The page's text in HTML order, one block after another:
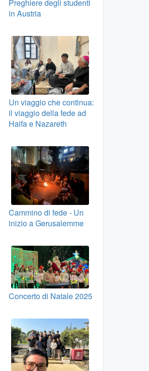
Preghiere degli studenti
in Austria
Un viaggio che continua:
il viaggio della fede ad
Haifa e Nazareth
Cammino di fede - Un
inizio a Gerusalemme
Concerto di Natale 2025